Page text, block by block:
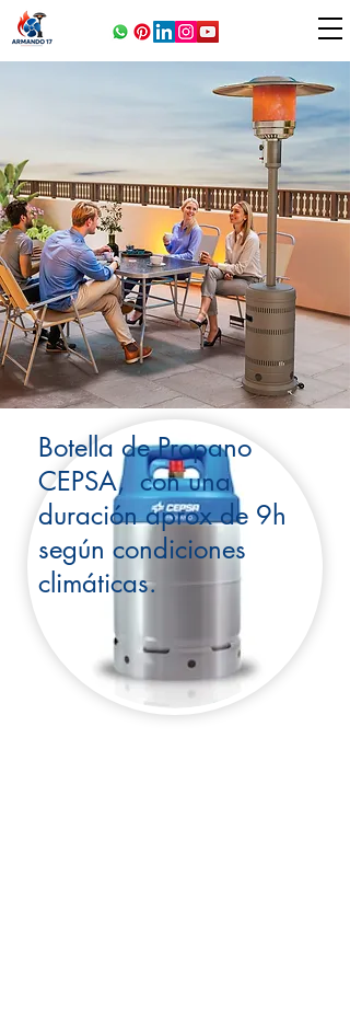
Botella de Propano
CEPSA, con una
duración aprox de 9h
según condiciones
climáticas.